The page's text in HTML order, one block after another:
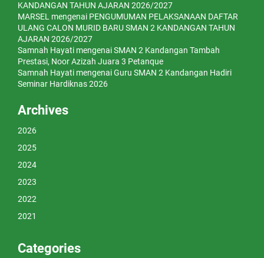
KANDANGAN TAHUN AJARAN 2026/2027
MARSEL mengenai PENGUMUMAN PELAKSANAAN DAFTAR
ULANG CALON MURID BARU SMAN 2 KANDANGAN TAHUN
AJARAN 2026/2027
Samnah Hayati mengenaiSMAN 2 Kandangan Tambah
Prestasi, Noor Azizah Juara 3 Petanque
Samnah Hayati mengenaiGuru SMAN 2 Kandangan Hadiri
Seminar Hardiknas 2026
Archives
2026
2025
2024
2023
2022
2021
Categories